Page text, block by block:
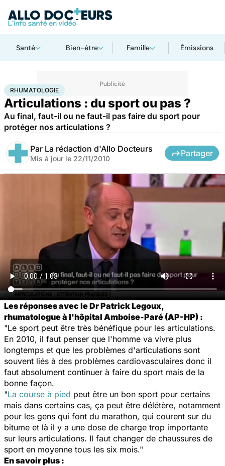
Santé Bien-être Famille Émissions
AccueilBien-êtreSport santé Rhumatologie
RHUMATOLOGIE
Articulations : du sport ou pas ?
Au final, faut-il ou ne faut-il pas faire du sport pour
protéger nos articulations ?
Par La rédaction d'Allo Docteurs
Mis à jour le 22/11/2010
Partager
Les réponses avec le Dr Patrick Legoux,
rhumatologue à l'hôpital Amboise-Paré (AP-HP) :
"Le sport peut être très bénéfique pour les articulations.
En 2010, il faut penser que l'homme va vivre plus
longtemps et que les problèmes d'articulations sont
souvent liés à des problèmes cardiovasculaires donc il
faut absolument continuer à faire du sport mais de la
bonne façon.
"La course à pied peut être un bon sport pour certains
mais dans certains cas, ça peut être délétère, notamment
pour les gens qui font du marathon, qui courent sur du
bitume et là il y a une dose de charge trop importante
sur leurs articulations. Il faut changer de chaussures de
sport en moyenne tous les six mois."
En savoir plus :